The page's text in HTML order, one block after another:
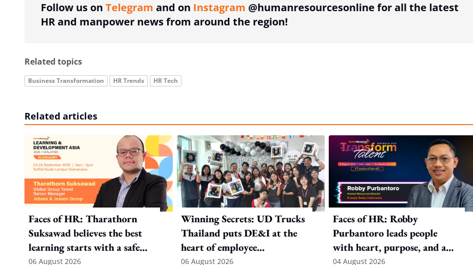
Follow us on Telegram and on Instagram @humanresourcesonline for all the latest
HR and manpower news from around the region!
Related topics
Business Transformation HR Trends HR Tech
Related articles
Faces of HR: Tharathorn
Suksawad believes the best
learning starts with a safe
environment
06 August 2026
Winning Secrets: UD Trucks
Thailand puts DE&I at the
heart of employee
recognition
06 August 2026
Faces of HR: Robby
Purbantoro leads people
with heart, purpose, and a
commitment to authentic
04 August 2026